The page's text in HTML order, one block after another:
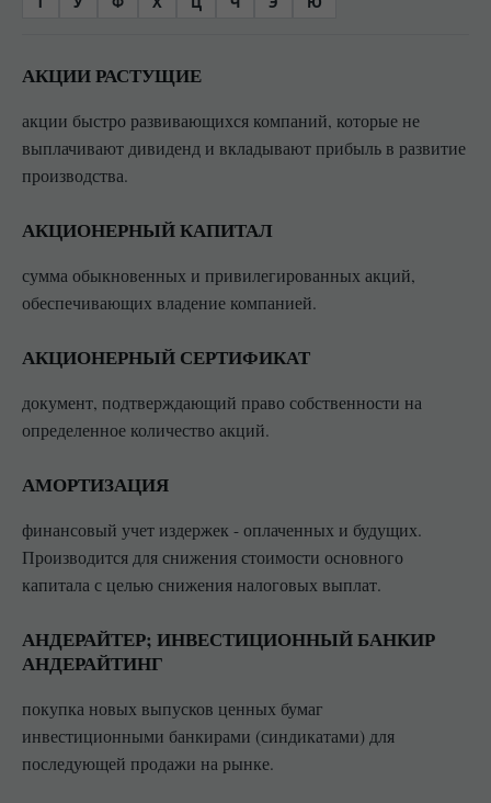
АКЦИИ РАСТУЩИЕ
акции быстро развивающихся компаний, которые не
выплачивают дивиденд и вкладывают прибыль в развитие
производства.
АКЦИОНЕРНЫЙ КАПИТАЛ
сумма обыкновенных и привилегированных акций,
обеспечивающих владение компанией.
АКЦИОНЕРНЫЙ СЕРТИФИКАТ
документ, подтверждающий право собственности на
определенное количество акций.
АМОРТИЗАЦИЯ
финансовый учет издержек - оплаченных и будущих.
Производится для снижения стоимости основного
капитала с целью снижения налоговых выплат.
АНДЕРАЙТЕР; ИНВЕСТИЦИОННЫЙ БАНКИР
АНДЕРАЙТИНГ
покупка новых выпусков ценных бумаг
инвестиционными банкирами (синдикатами) для
последующей продажи на рынке.